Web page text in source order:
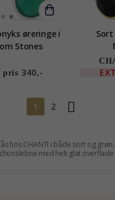
øreringe i
Stones
pris 340,-
1 2
hos CHANTI i både sort og
med helt glat
her på Chanti.dk, er med sort